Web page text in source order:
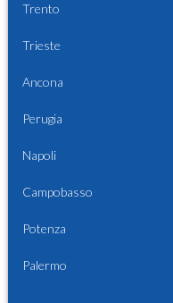
Trento
Trieste
Ancona
Perugia
Napoli
Campobasso
Potenza
Palermo